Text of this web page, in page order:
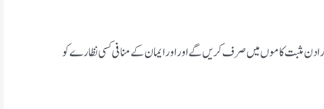
دن مثبت کاموں میں صرف کریں گے اور اور ایمان کے منافی کسی نظارے کو